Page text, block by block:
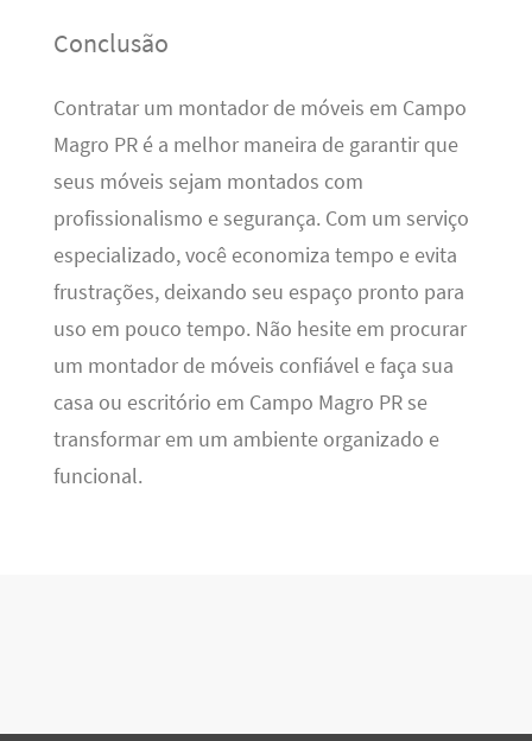
Conclusão
Contratar um montador de móveis em Campo
Magro PR é a melhor maneira de garantir que
seus móveis sejam montados com
profissionalismo e segurança. Com um serviço
especializado, você economiza tempo e evita
frustrações, deixando seu espaço pronto para
uso em pouco tempo. Não hesite em procurar
um montador de móveis confiável e faça sua
casa ou escritório em Campo Magro PR se
transformar em um ambiente organizado e
funcional.